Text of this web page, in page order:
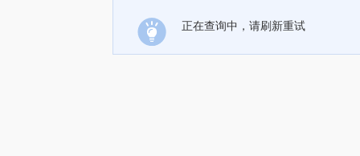
正在查询中，请刷新重试